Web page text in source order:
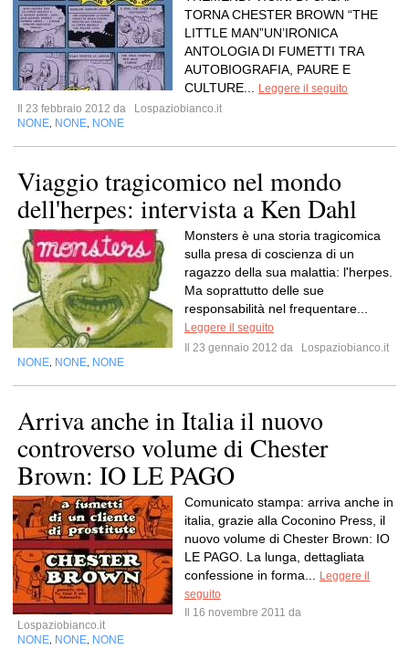
TORNA CHESTER BROWN “THE
LITTLE MAN”UN’IRONICA
ANTOLOGIA DI FUMETTI TRA
AUTOBIOGRAFIA, PAURE E
CULTURE...
Leggere il seguito
Il 23 febbraio 2012 da
Lospaziobianco.it
NONE NONE NONE
Viaggio tragicomico nel mondo
dell'herpes: intervista a Ken Dahl
Monsters è una storia tragicomica
sulla presa di coscienza di un
ragazzo della sua malattia: l'herpes.
Ma soprattutto delle sue
responsabilità nel frequentare...
Leggere il seguito
Il 23 gennaio 2012 da
Lospaziobianco.it
NONE NONE NONE
Arriva anche in Italia il nuovo
controverso volume di Chester
Brown: IO LE PAGO
Comunicato stampa: arriva anche in
italia, grazie alla Coconino Press, il
nuovo volume di Chester Brown: IO
LE PAGO. La lunga, dettagliata
confessione in forma...
Leggere il
seguito
Il 16 novembre 2011 da
Lospaziobianco.it
NONE NONE NONE